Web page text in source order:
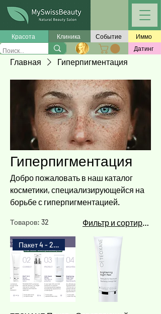
Красота Клиника Событие
Иммо
Датинг
Главная Гиперпигментация
Гиперпигментация
Добро пожаловать в наш каталог
косметики, специализирующейся на
борьбе с гиперпигментацией.
Товаров: 32 Фильтр и сортировка
Пакет 4 - 20%